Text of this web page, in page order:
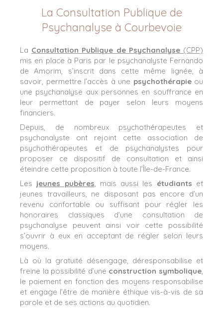
La Consultation Publique de
Psychanalyse à Courbevoie
La Consultation Publique de Psychanalyse(CPP)
mis en place à Paris par le psychanalyste Fernando
de Amorim, s’inscrit dans cette même lignée, à
savoir, permettre l’accès à une psychothérapieou
une psychanalyse aux personnes en souffrance en
leur permettant de payer selon leurs moyens
financiers.
Depuis, de nombreux psychothérapeutes et
psychanalyste ont rejoint cette association de
psychothérapeutes et de psychanalystes pour
proposer ce dispositif de consultation et ainsi
éteindre cette proposition à toute l’Île-de-France.
Les jeunes pubères, mais aussi les étudiants et
jeunes travailleurs, ne disposant pas encore d’un
revenu confortable ou suffisant pour régler les
honoraires classiques d’une consultation de
psychanalyse peuvent ainsi voir cette possibilité
s’ouvrir à eux en acceptant de régler selon leurs
moyens.
Là où la gratuité désengage, déresponsabilise et
freine la possibilité d’une construction symbolique,
le paiement en fonction des moyens responsabilise
et engage l’être de manière éthique vis-à-vis de sa
parole et de ses actions au quotidien.